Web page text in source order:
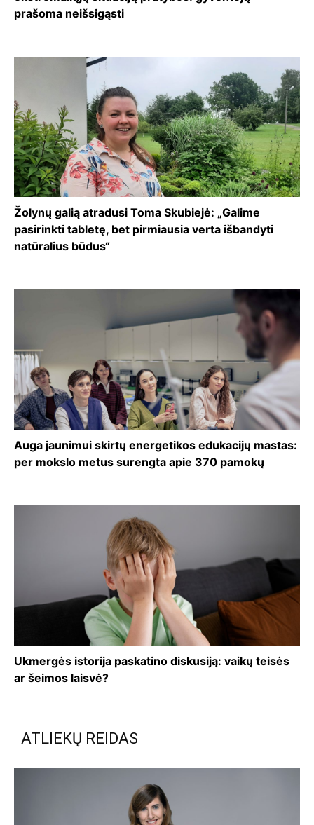
prašoma neišsigąsti
Žolynų galią atradusi Toma Skubiejė: „Galime
pasirinkti tabletę, bet pirmiausia verta išbandyti
natūralius būdus“
Auga jaunimui skirtų energetikos edukacijų mastas:
per mokslo metus surengta apie 370 pamokų
Ukmergės istorija paskatino diskusiją: vaikų teisės
ar šeimos laisvė?
ATLIEKŲ REIDAS